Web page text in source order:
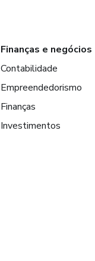
Finanças e negócios
Contabilidade
Empreendedorismo
Finanças
Investimentos